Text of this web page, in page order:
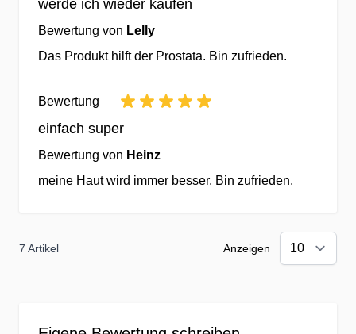
Produzenten mit hoher Bioverfügbarkeit
✔unter Beachtung höchster
Qualitätsstandards (HACCP, GMP, IFS)
✔hygienisch produziert auf modernsten
Wir verzichten auf unnötige Zutaten &
Hilfsstoffe ohne Ernährungsnutzen
werde ich wieder kaufen
Bewertung von Lelly
Das Produkt hilft der Prostata. Bin zufrieden.
Bewertung
einfach super
Bewertung von Heinz
meine Haut wird immer besser. Bin zufrieden.
7 Artikel Anzeigen